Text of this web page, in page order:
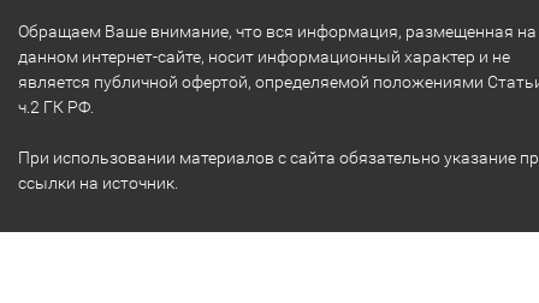
Обращаем Ваше внимание, что вся информация, размещенная на
данном интернет-сайте, носит информационный характер и не
является публичной офертой, определяемой положениями
ч.2 ГК РФ.
При использовании материалов с сайта обязательно указание
ссылки на источник.